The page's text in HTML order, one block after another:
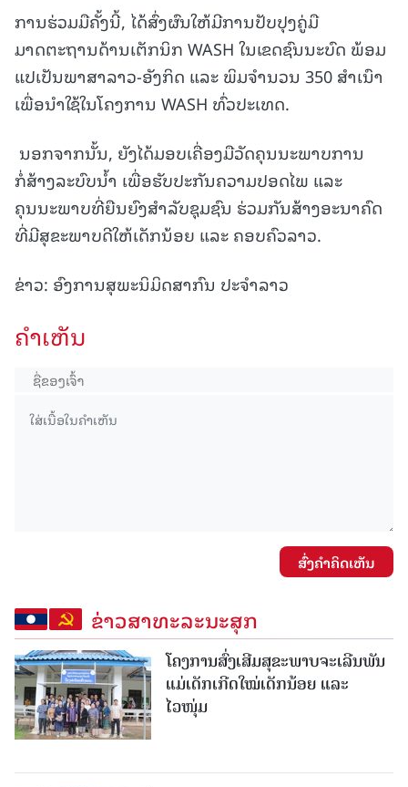
ການຮ່ວມມືຄັ້ງນີ້, ໄດ້ສົ່ງຜົນໃຫ້ມີການປັບປຸງຄູ່ມື
ມາດຕະຖານດ້ານເຕັກນິກ WASH ໃນເຂດຊົນນະບົດ ພ້ອມ
ແປເປັນພາສາລາວ-ອັງກິດ ແລະ ພິມຈຳນວນ 350 ສຳເນົາ
ເພື່ອນຳໃຊ້ໃນໂຄງການ WASH ທົ່ວປະເທດ.
ນອກຈາກນັ້ນ, ຍັງໄດ້ມອບເຄື່ອງມືວັດຄຸນນະພາບການ
ກໍ່ສ້າງລະບົບນໍ້າ ເພື່ອຮັບປະກັນຄວາມປອດໄພ ແລະ
ຄຸນນະພາບທີ່ຍືນຍົງສຳລັບຊຸມຊົນ ຮ່ວມກັນສ້າງອະນາຄົດ
ທີ່ມີສຸຂະພາບດີໃຫ້ເດັກນ້ອຍ ແລະ ຄອບຄົວລາວ.
ຂ່າວ: ອົງການສຸພະນິມິດສາກົນ ປະຈຳລາວ
ຄໍາເຫັນ
ສົ່ງຄໍາຄິດເຫັນ
ຂ່າວສາທະລະນະສຸກ
ໂຄງການສົ່ງເສີມສຸຂະພາບຈະເລີນພັນ
ແມ່ເດັກເກີດໃໝ່ເດັກນ້ອຍ ແລະ
ໄວໜຸ່ມ